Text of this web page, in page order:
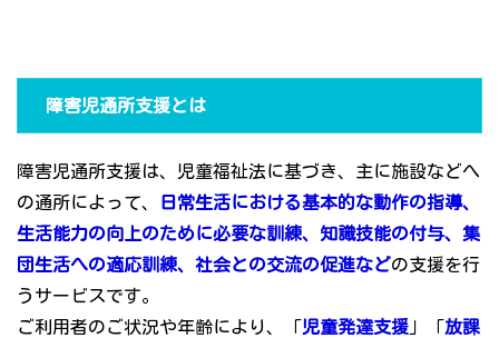
障害児通所支援とは
障害児通所支援は、児童福祉法に基づき、主に施設などへ
の通所によって、
日常生活における基本的な動作の指導、
生活能力の向上のために必要な訓練、知識技能の付与、集
団生活への適応訓練、社会との交流の促進などの支援を行
うサービスです。
ご利用者のご状況や年齢により、「児童発達支援 」「放課